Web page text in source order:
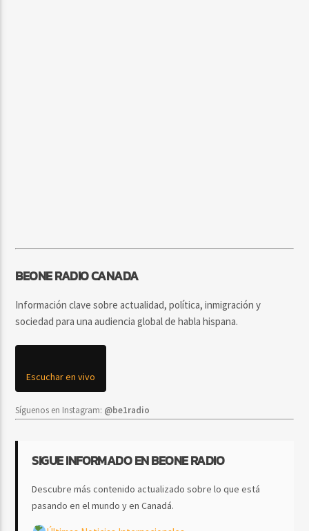
BEONE RADIO CANADA
Información clave sobre actualidad, política, inmigración y
sociedad para una audiencia global de habla hispana.
Escuchar en vivo
Síguenos en Instagram: @be1radio
SIGUE INFORMADO EN BEONE RADIO
Descubre más contenido actualizado sobre lo que está
pasando en el mundo y en Canadá.